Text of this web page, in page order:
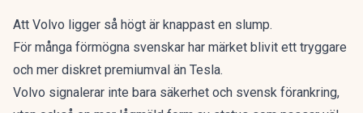
Att Volvo ligger så högt är knappast en slump.
För många förmögna svenskar har märket blivit ett tryggare
och mer diskret premiumval än Tesla.
Volvo signalerar inte bara säkerhet och svensk förankring,